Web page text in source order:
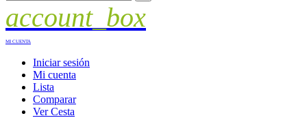
account_box
MI CUENTA
Iniciar sesión
Mi cuenta
Lista
Comparar
Ver Cesta